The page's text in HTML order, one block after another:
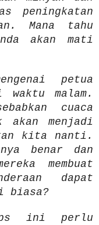
peningkatan
Mana tahu
akan mati
petua
malam.
cuaca
akan menjadi
kita nanti.
benar dan
membuat
dapat
biasa?
ini perlu